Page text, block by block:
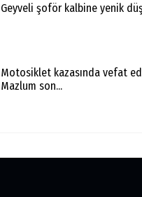
Geyveli şoför kalbine yenik
Motosiklet kazasında vefat
Mazlum son...